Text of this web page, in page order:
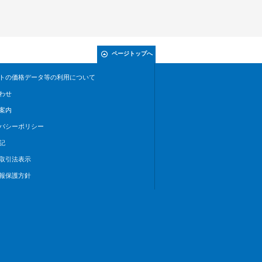
ページトップへ
の価格データ等の利用について
せ
内
シーポリシー
引法表示
保護方針